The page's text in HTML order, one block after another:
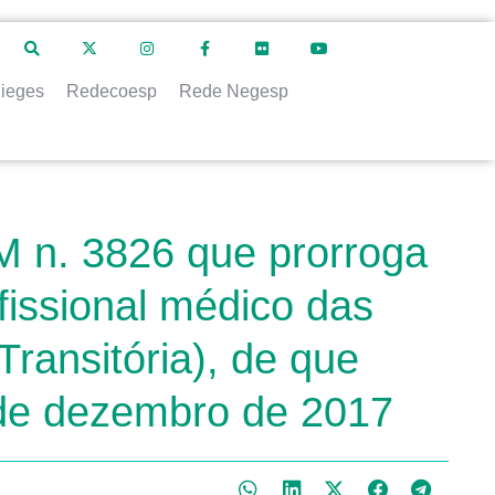
Redecoesp Rede Negesp
n. 3826 que prorroga
médico das
de que
dezembro de 2017